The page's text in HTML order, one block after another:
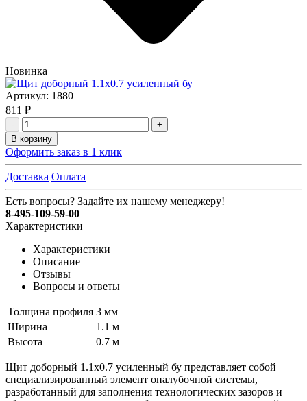
Новинка
Артикул: 1880
811 ₽
-
+
В корзину
Оформить заказ в 1 клик
Доставка Оплата
Есть вопросы? Задайте их нашему менеджеру!
8-495-109-59-00
Характеристики
Характеристики
Описание
Отзывы
Вопросы и ответы
Толщина профиля 3 мм
Ширина
1.1 м
Высота
0.7 м
Щит доборный 1.1х0.7 усиленный бу представляет собой
специализированный элемент опалубочной системы,
разработанный для заполнения технологических зазоров и